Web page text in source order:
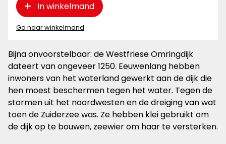
In winkelmand
Ga naar winkelmand
Bijna onvoorstelbaar: de Westfriese Omringdijk
dateert van ongeveer 1250. Eeuwenlang hebben
inwoners van het waterland gewerkt aan de dijk die
hen moest beschermen tegen het water. Tegen de
stormen uit het noordwesten en de dreiging van wat
toen de Zuiderzee was. Ze hebben klei gebruikt om
de dijk op te bouwen, zeewier om haar te versterken.